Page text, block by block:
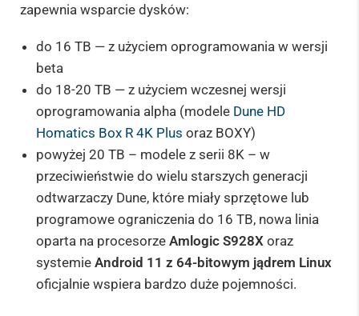
zapewnia wsparcie dysków:
do 16 TB — z użyciem oprogramowania w wersji
beta
do 18-20 TB — z użyciem wczesnej wersji
oprogramowania alpha (modele Dune HD
Homatics Box R 4K Plus oraz BOXY)
powyżej 20 TB – modele z serii 8K – w
przeciwieństwie do wielu starszych generacji
odtwarzaczy Dune, które miały sprzętowe lub
programowe ograniczenia do 16 TB, nowa linia
oparta na procesorze Amlogic S928X oraz
systemie Android 11 z 64-bitowym jądrem Linux
oficjalnie wspiera bardzo duże pojemności.